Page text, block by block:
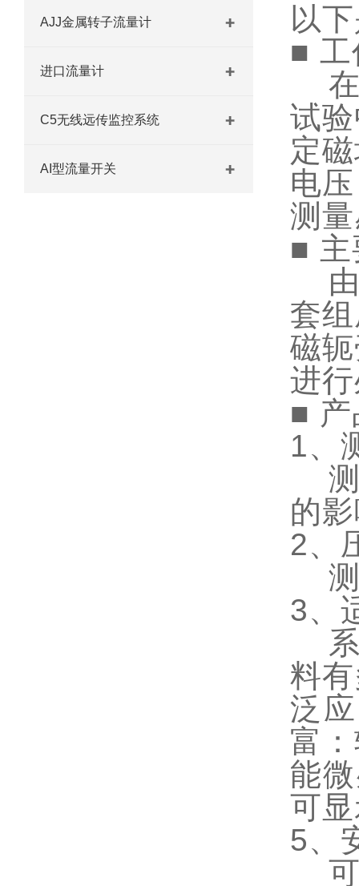
AJJ金属转子流量计
进口流量计
C5无线远传监控系统
AI型流量开关
以
■ 工
在
试
定
电
测
■
由
套
磁
进
■
1、
测
的
2、
测
3、
系
料
泛
富
能
可
5、
可